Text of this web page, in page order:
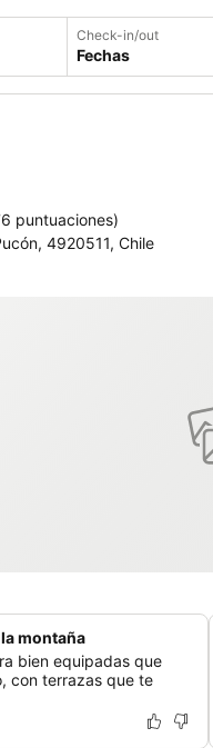
Check-in/out
Fechas
puntuaciones)
4920511, Chile
montaña
bien equipadas que
con terrazas que te